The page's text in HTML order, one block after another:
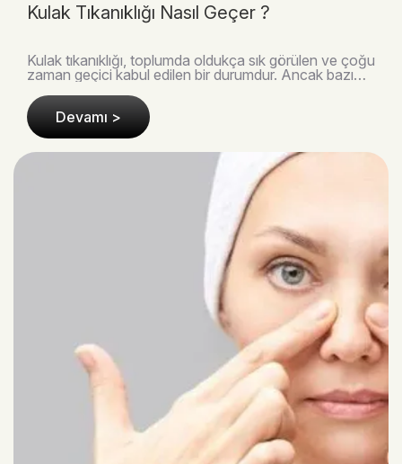
Kulak Tıkanıklığı Nasıl Geçer ?
Kulak tıkanıklığı, toplumda oldukça sık görülen ve çoğu
zaman geçici kabul edilen bir durumdur. Ancak bazı
Devamı >